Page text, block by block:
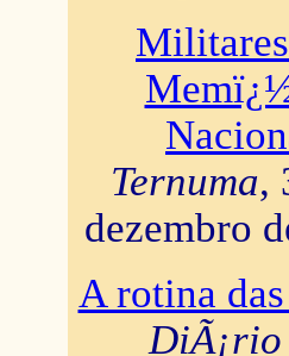
Ternuma,
dezembro
A rotina
DiÃ¡rio